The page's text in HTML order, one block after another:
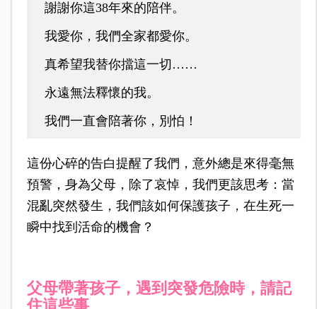
謝謝你這38年來的陪伴。
我愛你，我們全家都愛你。
真希望我替你擋這一切……
永遠無法釋懷的我。
我們一直會陪著你，別怕！
這份心碎的告白提醒了我們，意外總是來得毫無
預警，身為父母，除了哀悼，我們更該思考：當
混亂突然發生，我們該如何保護孩子，在生死一
瞬中找到活命的機會？
父母帶著孩子，遇到突發危險時，請記
住這些事